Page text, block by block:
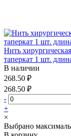
Нить
таперкат 1 шт.
В наличии
268.50 ₽
268.50 ₽
-
+
×
Выбрано